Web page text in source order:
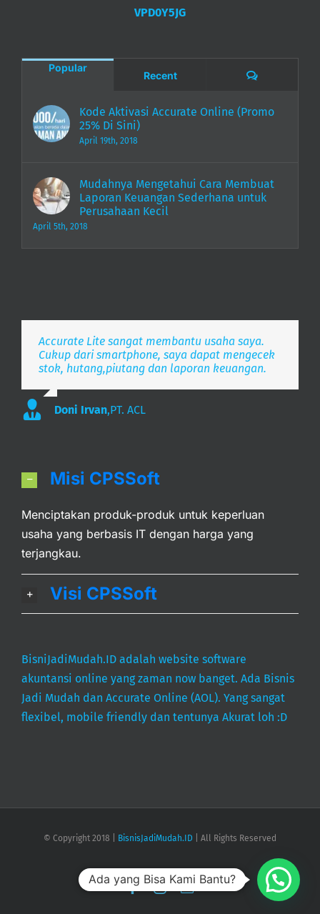
VPD0Y5JG
Popular
Recent Comments
Kode Aktivasi Accurate Online (Promo
25% Di Sini)
April 19th, 2018
Mudahnya Mengetahui Cara Membuat
Laporan Keuangan Sederhana untuk
Perusahaan Kecil
April 5th, 2018
Accurate Lite sangat membantu usaha saya.
Cukup dari smartphone, saya dapat mengecek
stok, hutang,piutang dan laporan keuangan.
Doni Irvan,PT. ACL
Aplikasi pembukuan Zaman Now, i’m Happy.
Simpel, Mobile Friendly, Realtime.
Misi CPSSoft
Menciptakan produk-produk untuk keperluan
usaha yang berbasis IT dengan harga yang
terjangkau.
Visi CPSSoft
BisniJadiMudah.ID adalah website software
akuntansi online yang zaman now banget. Ada Bisnis
Jadi Mudah dan Accurate Online (AOL). Yang sangat
flexibel, mobile friendly dan tentunya Akurat loh :D
© Copyright 2018 | BisnisJadiMudah.ID | All Rights Reserved
FacebookInstagram
Email
Ada yang Bisa Kami Bantu?